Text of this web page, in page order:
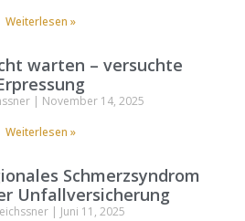
Weiterlesen »
warten – versuchte
November 14, 2025
Weiterlesen »
Schmerzsyndrom
Unfallversicherung
Juni 11, 2025